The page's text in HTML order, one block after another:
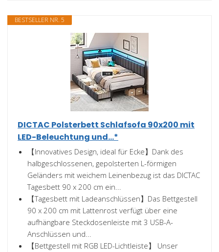
BESTSELLER NR. 5
DICTAC Polsterbett Schlafsofa 90x200 mit
LED-Beleuchtung und...*
【Innovatives Design, ideal für Ecke】Dank des
halbgeschlossenen, gepolsterten L-förmigen
Geländers mit weichem Leinenbezug ist das DICTAC
Tagesbett 90 x 200 cm ein...
【Tagesbett mit Ladeanschlüssen】Das Bettgestell
90 x 200 cm mit Lattenrost verfügt über eine
aufhängbare Steckdosenleiste mit 3 USB-A-
Anschlüssen und...
【Bettgestell mit RGB LED-Lichtleiste】 Unser